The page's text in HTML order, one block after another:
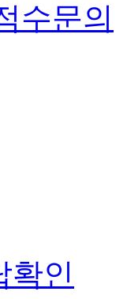
수문의
확인